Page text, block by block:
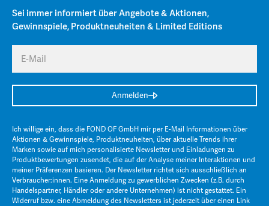
Sei immer informiert über Angebote & Aktionen,
Gewinnspiele, Produktneuheiten & Limited Editions
E-Mail
Anmelden
Ich willige ein, dass die FOND OF GmbH mir per E-Mail Informationen über
Aktionen & Gewinnspiele, Produktneuheiten, über aktuelle Trends ihrer
Marken sowie auf mich personalisierte Newsletter und Einladungen zu
Produktbewertungen zusendet, die auf der Analyse meiner Interaktionen und
meiner Präferenzen basieren. Der Newsletter richtet sich ausschließlich an
Verbraucher:innen. Eine Anmeldung zu gewerblichen Zwecken (z.B. durch
Handelspartner, Händler oder andere Unternehmen) ist nicht gestattet. Ein
Widerruf bzw. eine Abmeldung des Newsletters ist jederzeit über einen Link